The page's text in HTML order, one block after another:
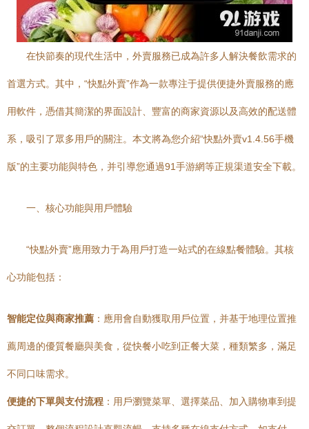
在快節奏的現代生活中，外賣服務已成為許多人解決餐飲需求的
首選方式。其中，“快點外賣”作為一款專注于提供便捷外賣服務的應
用軟件，憑借其簡潔的界面設計、豐富的商家資源以及高效的配送體
系，吸引了眾多用戶的關注。本文將為您介紹“快點外賣v1.4.56手機
版”的主要功能與特色，并引導您通過91手游網等正規渠道安全下載。
一、核心功能與用戶體驗
“快點外賣”應用致力于為用戶打造一站式的在線點餐體驗。其核
心功能包括：
智能定位與商家推薦 ：應用會自動獲取用戶位置，并基于地理位置推
薦周邊的優質餐廳與美食，從快餐小吃到正餐大菜，種類繁多，滿足
不同口味需求。
便捷的下單與支付流程 ：用戶瀏覽菜單、選擇菜品、加入購物車到提